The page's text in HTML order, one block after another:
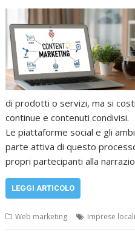
di prodotti o servizi, ma si
continue e contenuti condivisi.
Le piattaforme social e gli
parte attiva di questo
propri partecipanti alla
LEGGI ARTICOLO
Web marketing Imprese locali